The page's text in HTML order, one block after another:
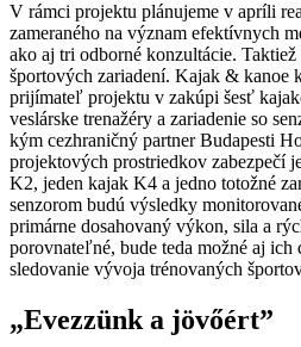
V rámci projektu plánujeme v apríli
zameraného na význam efektívnych
ako aj tri odborné konzultácie.
športových zariadení. Kajak & kanoe
prijímateľ projektu v zakúpi šesť
veslárske trenažéry a zariadenie so
kým cezhraničný partner Budapesti
projektových prostriedkov zabezpečí
K2, jeden kajak K4 a jedno totožné
senzorom budú výsledky
primárne dosahovaný výkon, sila a
porovnateľné, bude teda možné aj ich
sledovanie vývoja trénovaných
„Evezzünk a jövőért”